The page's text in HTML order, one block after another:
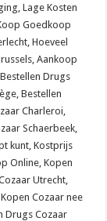
Lage Kosten
Goedkoop
Hoeveel
Aankoop
Drugs
Bestellen
Charleroi,
Schaerbeek,
kunt, Kostprijs
Online, Kopen
Utrecht,
Cozaar nee
Drugs Cozaar